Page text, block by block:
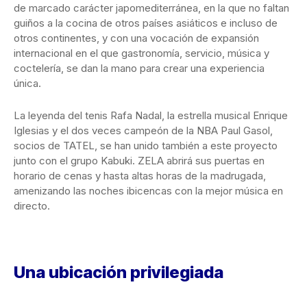
de marcado carácter japomediterránea, en la que no faltan
guiños a la cocina de otros países asiáticos e incluso de
otros continentes, y con una vocación de expansión
internacional en el que gastronomía, servicio, música y
coctelería, se dan la mano para crear una experiencia
única.
La leyenda del tenis Rafa Nadal, la estrella musical Enrique
Iglesias y el dos veces campeón de la NBA Paul Gasol,
socios de TATEL, se han unido también a este proyecto
junto con el grupo Kabuki. ZELA abrirá sus puertas en
horario de cenas y hasta altas horas de la madrugada,
amenizando las noches ibicencas con la mejor música en
directo.
Una ubicación privilegiada